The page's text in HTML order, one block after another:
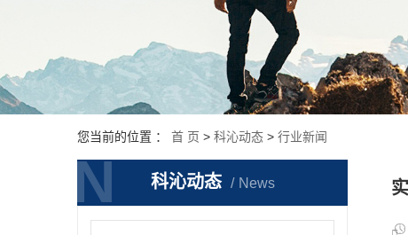
您当前的位置 ： 首 页 > 科沁动态 > 行业新闻
科沁动态 News
N
N